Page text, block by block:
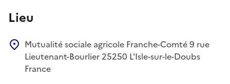
Lieu
Mutualité sociale agricole Franche-Comté9 rue
Lieutenant-Bourlier 25250 L'Isle-sur-le-Doubs
France